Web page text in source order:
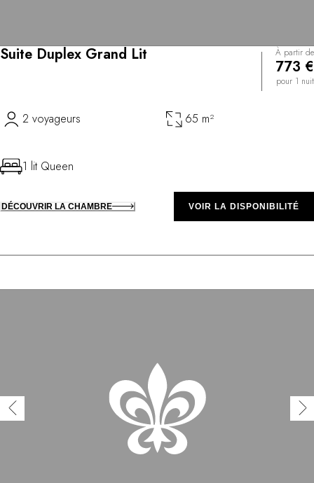
Suite Duplex Grand Lit À partir de
773 €
pour 1 nuit
2 voyageurs 65 m²
1 lit Queen
DÉCOUVRIR LA CHAMBRE VOIR LA DISPONIBILITÉ